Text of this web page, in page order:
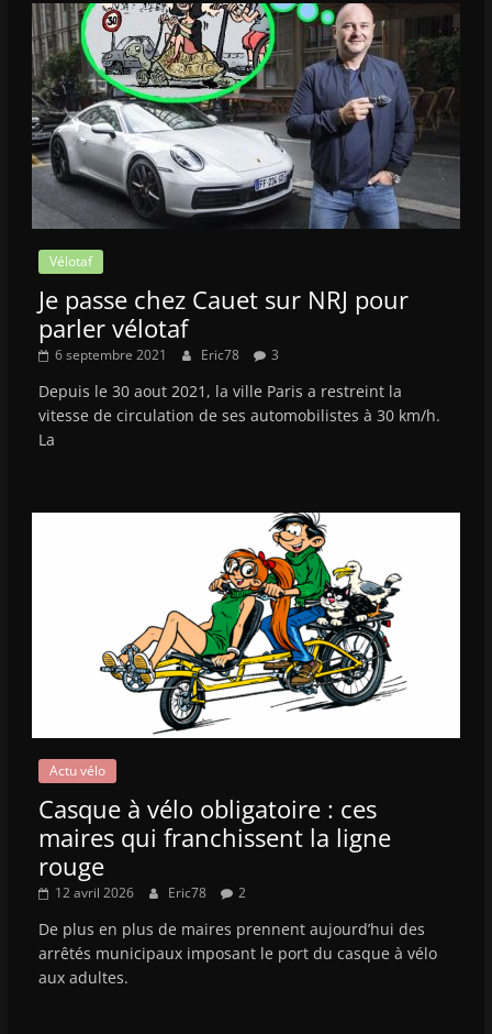
Vélotaf
Je passe chez Cauet sur NRJ pour
parler vélotaf
6 septembre 2021 Eric78 3
Depuis le 30 aout 2021, la ville Paris a restreint la
vitesse de circulation de ses automobilistes à 30 km/h.
La
Actu vélo
Casque à vélo obligatoire : ces
maires qui franchissent la ligne
rouge
12 avril 2026 Eric78 2
De plus en plus de maires prennent aujourd’hui des
arrêtés municipaux imposant le port du casque à vélo
aux adultes.